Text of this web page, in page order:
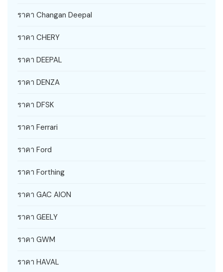
ราคา Changan Deepal
ราคา CHERY
ราคา DEEPAL
ราคา DENZA
ราคา DFSK
ราคา Ferrari
ราคา Ford
ราคา Forthing
ราคา GAC AION
ราคา GEELY
ราคา GWM
ราคา HAVAL